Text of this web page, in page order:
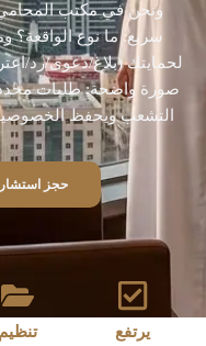
ونحن في مكتب
سريع: ما نوع الواقعة؟
لحمايتك (بلاغ/دعوى/رد/
صورة واضحة: طلبات
التشعب ويحفظ
حجز
يرتفع
تنظيم